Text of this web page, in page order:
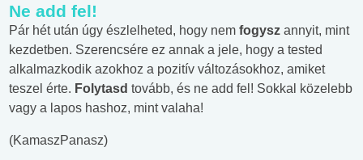
Ne add fel!
Pár hét után úgy észlelheted, hogy nem fogysz annyit, mint
kezdetben. Szerencsére ez annak a jele, hogy a tested
alkalmazkodik azokhoz a pozitív változásokhoz, amiket
teszel érte. Folytasd tovább, és ne add fel! Sokkal közelebb
vagy a lapos hashoz, mint valaha!
(KamaszPanasz)